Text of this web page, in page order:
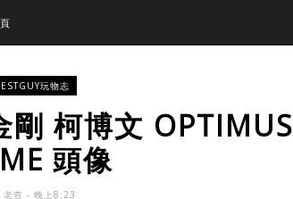
玩物志
剛 柯博文 OPTIMUS
頭像
老查 - 晚上8:23